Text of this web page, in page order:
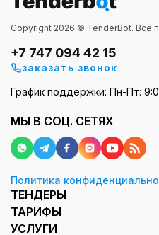
Copyright 2026 © TenderBot. Все
+7 747 094 42 15
заказать звонок
График поддержки: Пн-Пт:
МЫ В СОЦ. СЕТЯХ
Политика
ТЕНДЕРЫ
ТАРИФЫ
УСЛУГИ